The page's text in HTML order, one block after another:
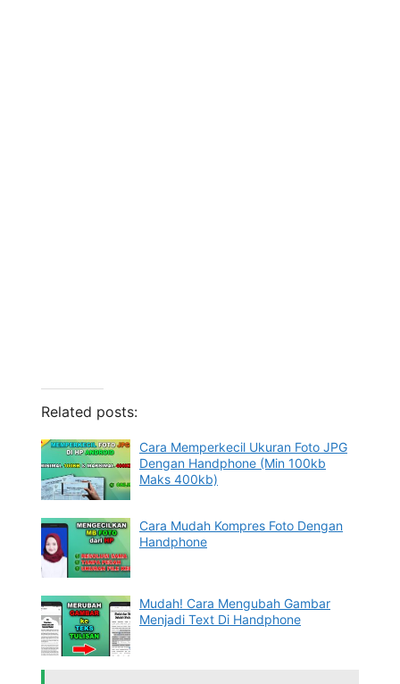
Related posts:
Cara Memperkecil Ukuran Foto JPG
Dengan Handphone (Min 100kb
Maks 400kb)
Cara Mudah Kompres Foto Dengan
Handphone
Mudah! Cara Mengubah Gambar
Menjadi Text Di Handphone